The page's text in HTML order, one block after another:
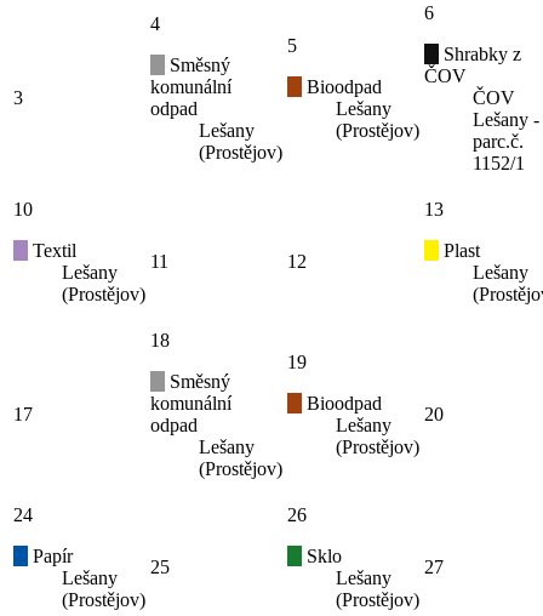
3
4
Směsný
komunální
odpad
Lešany
(Prostějov)
5
Bioodpad
Lešany
(Prostějov)
6
Shrabky z
ČOV
ČOV
Lešany -
parc.č.
1152/1
10
Textil
Lešany
(Prostějov)
11 12
13
Plast
Lešany
17
18
Směsný
komunální
odpad
Lešany
(Prostějov)
19
Bioodpad
Lešany
(Prostějov)
20
24
Papír
Lešany
(Prostějov)
25
26
Sklo
Lešany
(Prostějov)
27